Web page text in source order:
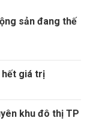
sản đang thế
hết giá trị
khu đô thị TP